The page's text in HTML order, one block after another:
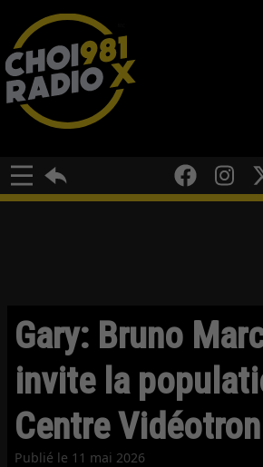
Gary: Bruno
invite la
Centre
Publié le 11 mai 2026